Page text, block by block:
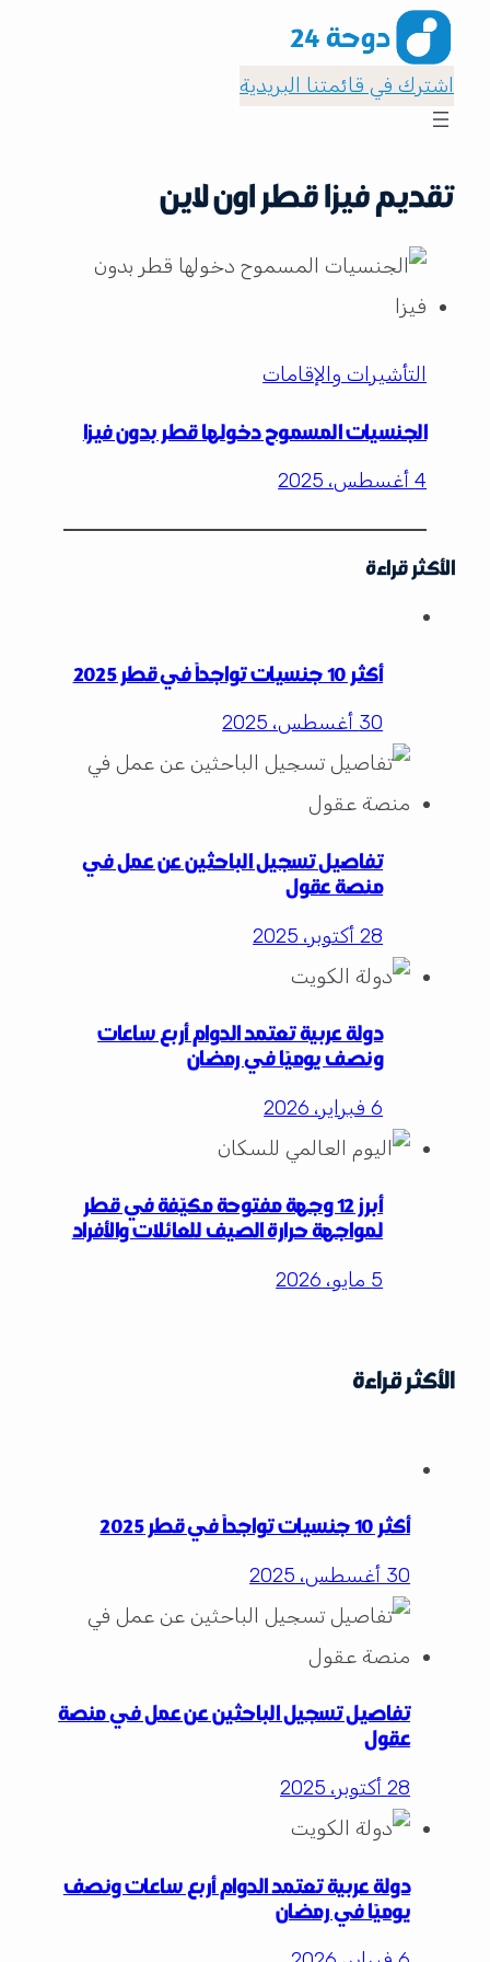
اشترك في قائمتنا البريدية
تقديم فيزا قطر اون لاين
التأشيرات والإقامات
الجنسيات المسموح دخولها قطر بدون فيزا
4 أغسطس، 2025
الأكثر قراءة
أكثر 10 جنسيات تواجداً في قطر 2025
30 أغسطس، 2025
تفاصيل تسجيل الباحثين عن عمل في
منصة عقول
28 أكتوبر، 2025
دولة عربية تعتمد الدوام أربع ساعات
ونصف يوميًا في رمضان
6 فبراير، 2026
أبرز 12 وجهة مفتوحة مكيّفة في قطر
لمواجهة حرارة الصيف للعائلات والأفراد
5 مايو، 2026
الأكثر قراءة
أكثر 10 جنسيات تواجداً في قطر 2025
30 أغسطس، 2025
تفاصيل تسجيل الباحثين عن عمل في منصة
عقول
28 أكتوبر، 2025
دولة عربية تعتمد الدوام أربع ساعات ونصف
يوميًا في رمضان